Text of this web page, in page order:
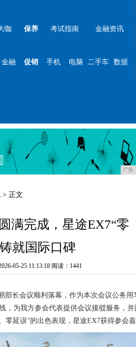
咖 保养 考试指南 金融资讯
金融 促销 手机 电脑 二手车 数据
广告
> 正文
满完成，星途EX7“零
就国际口碑
05-25 11:13:18 阅读：1441
部长会议顺利落幕，作为本次会议公务
，为我方参会代表提供会议接驳服务，
零延误”的出色表现，星途EX7获得参会